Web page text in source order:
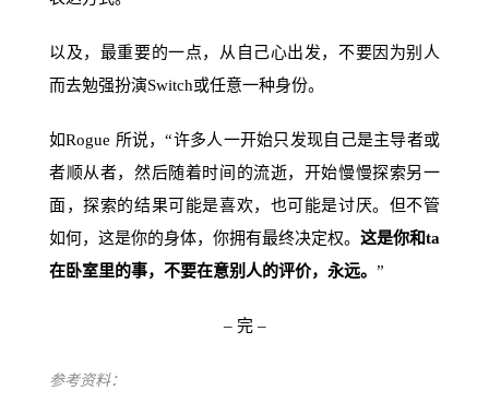
以及，最重要的一点，从自己心出发，不要因为别人
而去勉强扮演Switch或任意一种身份。
如Rogue 所说，“许多人一开始只发现自己是主导者或
者顺从者，然后随着时间的流逝，开始慢慢探索另一
面，探索的结果可能是喜欢，也可能是讨厌。但不管
如何，这是你的身体，你拥有最终决定权。 这是你和ta
在卧室里的事，不要在意别人的评价，永远。 ”
– 完 –
参考资料：